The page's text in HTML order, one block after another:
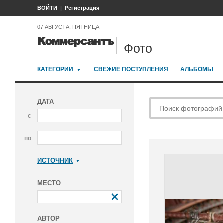
ВОЙТИ Регистрация
07 АВГУСТА, ПЯТНИЦА
Фото
КАТЕГОРИИ СВЕЖИЕ ПОСТУПЛЕНИЯ АЛЬБОМЫ
ДАТА
с
по
ИСТОЧНИК
МЕСТО
АВТОР